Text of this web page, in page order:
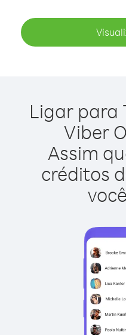
Ligar para
Viber
Assim
créditos